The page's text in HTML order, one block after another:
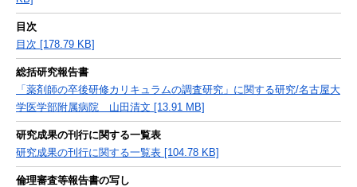
目次
目次 [178.79 KB]
総括研究報告書
「薬剤師の卒後研修カリキュラムの調査研究」に関する研究/名古屋大
学医学部附属病院 山田清文 [13.91 MB]
研究成果の刊行に関する一覧表
研究成果の刊行に関する一覧表 [104.78 KB]
倫理審査等報告書の写し